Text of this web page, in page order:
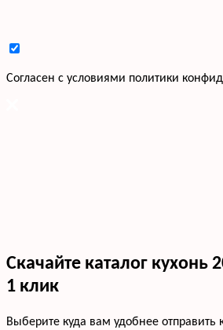
Cогласен с условиями политики
Скачайте каталог кухонь
1 клик
Выберите куда вам удобнее отправить